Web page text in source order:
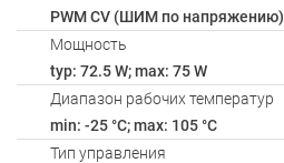
PWM СV (ШИМ по напряжению)
Мощность
typ: 72.5 W; max: 75 W
Диапазон рабочих температур
min: -25 °C; max: 105 °C
Тип управления